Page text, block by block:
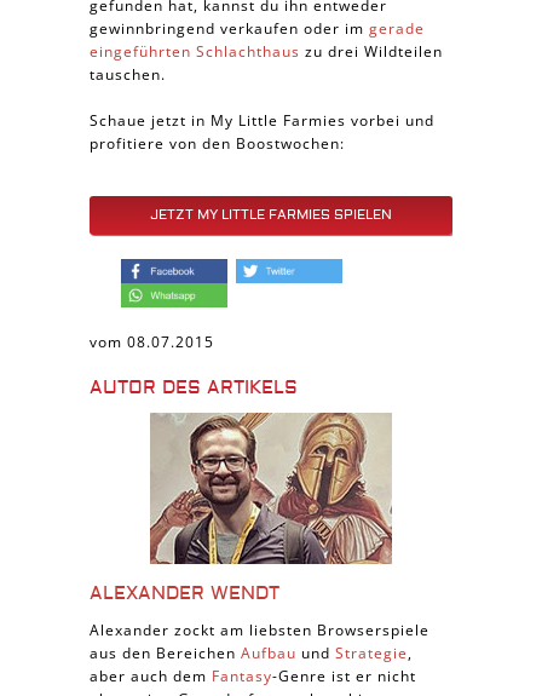
gefunden hat, kannst du ihn entweder
gewinnbringend verkaufen oder im gerade
eingeführten Schlachthaus zu drei Wildteilen
tauschen.
Schaue jetzt in My Little Farmies vorbei und
profitiere von den Boostwochen:
JETZT MY LITTLE FARMIES SPIELEN
vom 08.07.2015
AUTOR DES ARTIKELS
ALEXANDER WENDT
Alexander zockt am liebsten Browserspiele
aus den Bereichen Aufbau und Strategie,
aber auch dem Fantasy-Genre ist er nicht